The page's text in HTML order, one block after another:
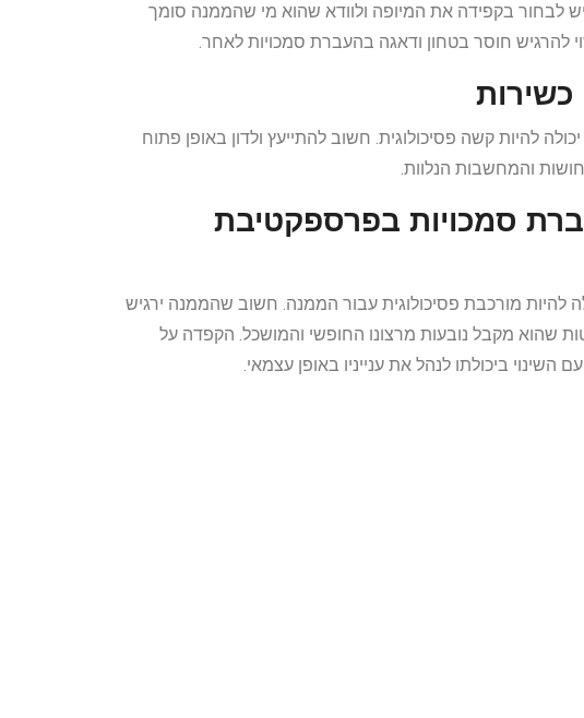
יש לבחור בקפידה את המיופה ולוודא שהוא מי שהממנה סומך
להרגיש חוסר בטחון ודאגה בהעברת סמכויות לאחר.
להיות קשה פסיכולוגית. חשוב להתייעץ ולדון באופן פתוח
והמחשבות הנלוות.
סמכויות בפרספקטיבת
להיות מורכבת פסיכולוגית עבור הממנה. חשוב שהממנה ירגיש
שהוא מקבל נובעות מרצונו החופשי והמושכל. הקפדה על
ביכולתו לנהל את ענייניו באופן עצמאי.